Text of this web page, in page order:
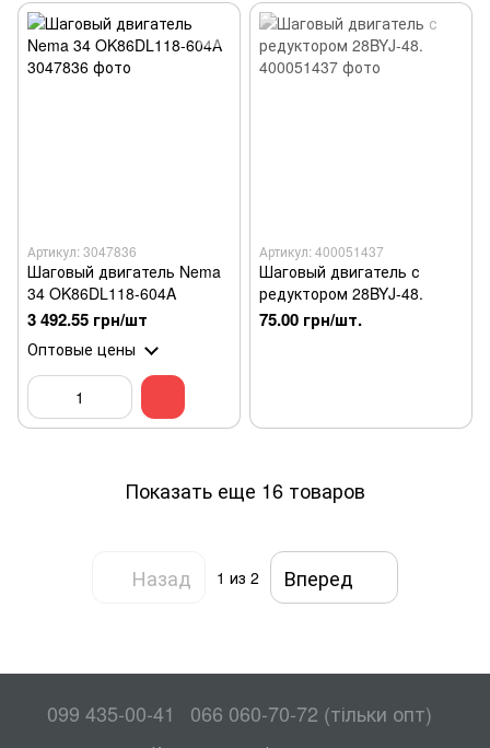
Артикул: 3047836
Шаговый двигатель Nema
34 OK86DL118-604A
3 492.55 грн/шт
Оптовые цены
Артикул: 400051437
Шаговый двигатель с
редуктором 28BYJ-48.
75.00 грн/шт.
Показать еще 16 товаров
Назад 1 из 2 Вперед
099 435-00-41 066 060-70-72 (тільки опт)